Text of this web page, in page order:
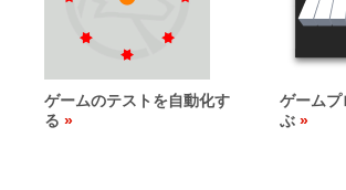
ゲームのテストを自動化す
る
ゲームプ
ぶ